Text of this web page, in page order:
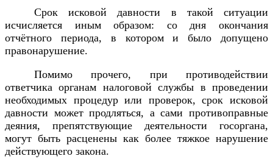
Срок исковой давности в такой ситуации
исчисляется иным образом: со дня окончания
отчётного периода, в котором и было допущено
правонарушение.
Помимо прочего, при противодействии
ответчика органам налоговой службы в проведении
необходимых процедур или проверок, срок исковой
давности может продляться, а сами противоправные
деяния, препятствующие деятельности госоргана,
могут быть расценены как более тяжкое нарушение
действующего закона.